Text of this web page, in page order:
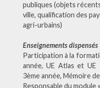
publiques (objets
ville, qualification des
agri-urbains)
Enseignements dispensés
Participation à la
année, UE Atlas et
3ème année, Mémoire
Responsable du